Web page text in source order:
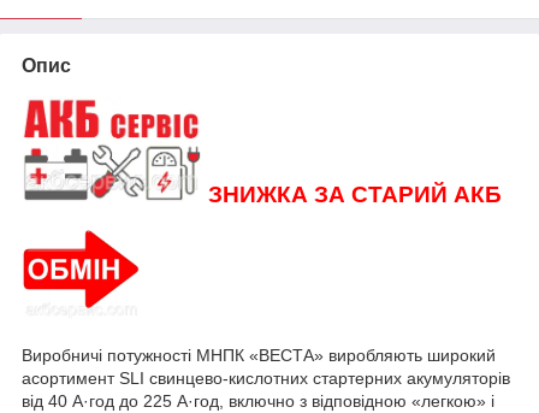
Опис
ЗНИЖКА ЗА СТАРИЙ АКБ
Виробничі потужності МНПК «ВЕСТА» виробляють широкий
асортимент SLI свинцево-кислотних стартерних акумуляторів
від 40 А·год до 225 А·год, включно з відповідною «легкою» і